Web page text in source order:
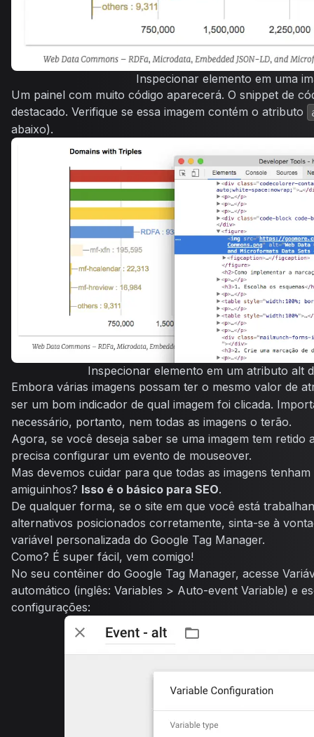
Inspecionar elemento em uma
Um painel com muito código aparecerá. O snippet de
destacado. Verifique se essa imagem contém o atributo
abaixo).
Inspecionar elemento em um atributo alt
Embora várias imagens possam ter o mesmo valor de
ser um bom indicador de qual imagem foi clicada.
necessário, portanto, nem todas as imagens o terão.
Agora, se você deseja saber se uma imagem tem retido
precisa configurar um evento de mouseover.
Mas devemos cuidar para que todas as imagens
amiguinhos? Isso é o básico para SEO.
De qualquer forma, se o site em que você está
alternativos posicionados corretamente, sinta-se à
variável personalizada do Google Tag Manager.
Como? É super fácil, vem comigo!
No seu contêiner do Google Tag Manager, acesse
automático (inglês: Variables > Auto-event Variable) e
configurações: